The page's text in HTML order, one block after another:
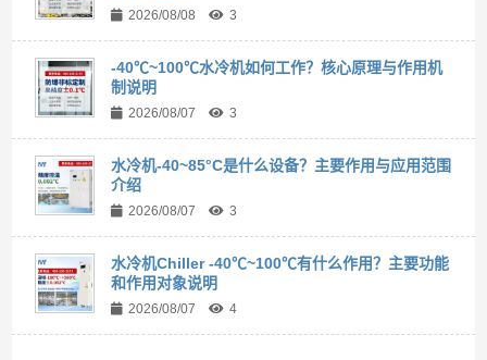
2026/08/08 3
-40℃~100℃水冷机如何工作？核心原理与作用机
制说明
2026/08/07 3
水冷机-40~85°C是什么设备？主要作用与应用范围
介绍
2026/08/07 3
水冷机Chiller -40℃~100℃有什么作用？主要功能
和作用对象说明
2026/08/07 4